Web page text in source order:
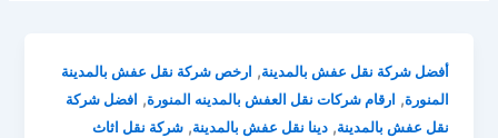
أفضل شركة نقل عفش بالمدينة, ارخص شركة نقل عفش بالمدينة
المنورة, ارقام شركات نقل العفش بالمدينه المنورة, افضل شركة
نقل عفش بالمدينة,دينا نقل عفش بالمدينة,شركة نقل اثاث